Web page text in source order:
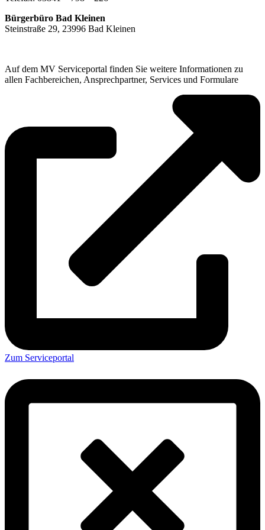
Bürgerbüro Bad Kleinen
Steinstraße 29, 23996 Bad Kleinen
Auf dem MV Serviceportal finden Sie weitere Informationen zu
allen Fachbereichen, Ansprechpartner, Services und Formulare
Zum Serviceportal